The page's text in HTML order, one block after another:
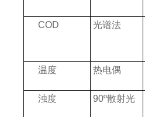
COD 光谱法
温度 热电偶
浊度 90º散射光